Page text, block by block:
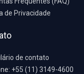
de Privacidade
de contato
+55 (11) 3149-4600